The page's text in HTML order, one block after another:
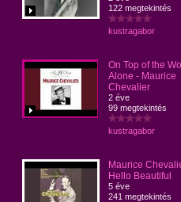
122 megtekintés
kustragabor
On Top of the
Alone - Maurice
Chevalier
2 éve
99 megtekintés
kustragabor
Maurice
Hello Beautiful
5 éve
241 megtekintés